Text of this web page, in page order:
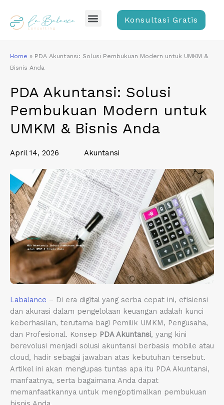
content
Menu Konsultasi Gratis
Home » PDA Akuntansi: Solusi Pembukuan Modern untuk UMKM &
Bisnis Anda
PDA Akuntansi: Solusi
Pembukuan Modern untuk
UMKM & Bisnis Anda
April 14, 2026 Akuntansi
Labalance – Di era digital yang serba cepat ini, efisiensi
dan akurasi dalam pengelolaan keuangan adalah kunci
keberhasilan, terutama bagi Pemilik UMKM, Pengusaha,
dan Profesional. Konsep PDA Akuntansi, yang kini
berevolusi menjadi solusi akuntansi berbasis mobile atau
cloud, hadir sebagai jawaban atas kebutuhan tersebut.
Artikel ini akan mengupas tuntas apa itu PDA Akuntansi,
manfaatnya, serta bagaimana Anda dapat
memanfaatkannya untuk mengoptimalkan pembukuan